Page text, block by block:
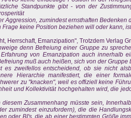
Standpunkte gibt - von der
Aggression, zumindest ernsthaften Bedenken
keine Position beziehen will oder kann,
Herrschaft, Emanzipation", Trotzdem Verlag
denn Befreiung einer Gruppe zu
von Emanzipation auch innerhalb
muß auch heißen, sich von der Gruppe
es zweifellos entscheidend, ob sie nicht
Hierarchie manifestiert, die einer
zu "knacken", weil es offiziell keine
und Kollektivität hochgehalten wird, die
Zusammenhang müsste sein,
zumindest einzufordern), die die